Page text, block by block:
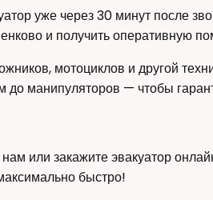
уже через 30 минут после
и получить оперативную
мотоциклов и другой
манипуляторов — чтобы
нам или закажите эвакуатор
быстро!